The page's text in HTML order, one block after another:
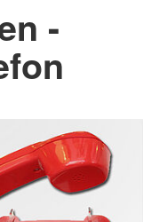
-